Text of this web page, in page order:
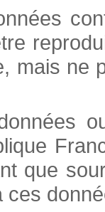
mais ne
que